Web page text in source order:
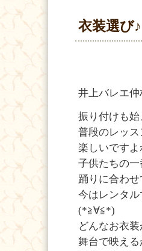
衣装選び♪
井上バレエ仲
振り付けも
普段のレッ
楽しいですよ
子供たちの
踊りに合わせ
今はレンタ
(*≧∀≦*)
どんなお衣装
舞台で映える